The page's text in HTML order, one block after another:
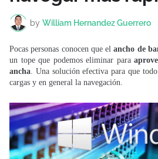
by William Hernandez Guerrero
Pocas personas conocen que elancho de
un tope que podemos eliminar para
ancha. Una solución efectiva para que
cargas y en general la navegación.